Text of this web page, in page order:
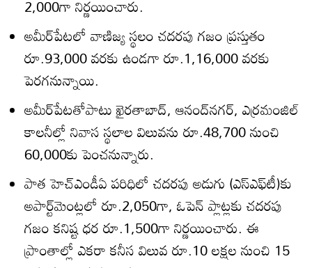
2,000గా నిర్ణయించారు.
అమీర్‌పేటలో వాణిజ్య స్థలం చదరపు గజం ప్రస్తుతం
రూ.93,000 వరకు ఉండగా రూ.1,16,000 వరకు
పెరగనున్నాయి.
అమీర్‌పేటతోపాటు ఖైరతాబాద్‌, ఆనంద్‌నగర్‌, ఎర్రమంజిల్‌
కాలనీల్లో నివాస స్థలాల విలువను రూ.48,700 నుంచి
60,000కు పెంచనున్నారు.
పాత హెచ్‌ఎండీఏ పరిధిలో చదరపు అడుగు (ఎస్‌ఎఫ్‌టీ)కు
అపార్ట్‌మెంట్లలో రూ.2,050గా, ఓపెన్‌ ప్లాట్లకు చదరపు
గజం కనిష్ట ధర రూ.1,500గా నిర్ణయించారు. ఈ
ప్రాంతాల్లో ఎకరా కనీస విలువ రూ.10 లక్షల నుంచి 15